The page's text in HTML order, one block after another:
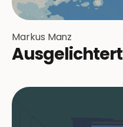
Markus Manz
Ausgelichtert